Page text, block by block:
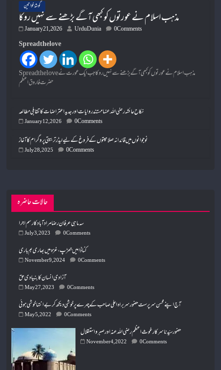
گوشۂ خواتین
مذہب اسلام نے عورتوں کو کبھی آگے بڑھنے سے نہیں روکا
January 21, 2026 UrduDunia 0 Comments
Spread the love
Spread the loveمذہب اسلام نے عورتوں کو کبھی آگے بڑھنے سے نہیں روکا جب ایک عورت نے
حضرت فاروق اعظم
نکاح عائشہ رضی اللہ عنہا مستند روایات اور جدید اعتراضات کا تقابلی مطالعہ
January 12, 2026 0 Comments
نوجوانوں میں قائدانہ صلاحیتوں کے فروغ کے لیے لیڈر تربیتی پروگرام کا آغاز
July 28, 2025 0 Comments
حالات حاضرہ
سہ ماہی عرفان رضا مرادآباد کا رسم اجرا
July 3, 2023 0 Comments
کناڈا میں جھڑپ، غزہ میں بھاری بم باری
November 9, 2024 0 Comments
آزادی انسان کا بنیادی حق
May 27, 2023 0 Comments
آج اپنے محسن سرپرست حضور سربراہ اعلی صاحب کے چہرے پر خوشی دیکھ کر بے انتہا خوشی ہوئی
May 5, 2022 0 Comments
حضور سیّدنا سرکار غوث اعظم رضی اللہ عنہ اور صبر و استقلال
November 4, 2022 0 Comments